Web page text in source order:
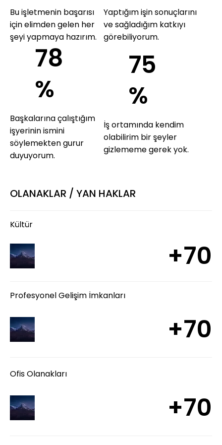
Bu işletmenin başarısı
için elimden gelen her
şeyi yapmaya hazırım.
Yaptığım işin sonuçlarını
ve sağladığım katkıyı
görebiliyorum.
78
%
Başkalarına çalıştığım
işyerinin ismini
söylemekten gurur
duyuyorum.
75
%
İş ortamında kendim
olabilirim bir şeyler
gizlememe gerek yok.
OLANAKLAR / YAN HAKLAR
Kültür
+70
Profesyonel Gelişim İmkanları
+70
Ofis Olanakları
+70